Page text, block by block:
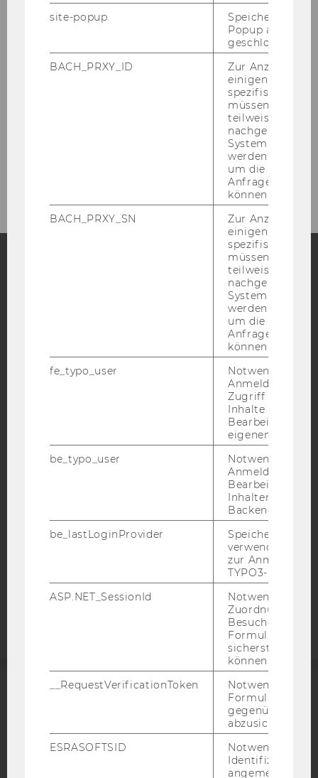
Blog
Bluesky
BARRIEREFREIHEITSERKLÄRUNG WEBSEITE
DATENSCHUTZERKLÄRUNG
DATENSCHUTZERKLÄRUNG SOCIAL MEDIA
DATENSCHUTZERKLÄRUNG
COOKIE EINSTELLUNGEN
Barrierefreiheitserklärung
Webseite
EQUIS AACSB
site-popup
Speichert ob ein
Popup
geschlossen
BACH_PRXY_ID
Zur Anzeige von
einigen WU-
spezifischen
müssen
teilweise von
nachgelagerten
System
werden.
um die Antwort
Anfrage
können.
BACH_PRXY_SN
Zur Anzeige von
einigen WU-
spezifischen
müssen
teilweise von
nachgelagerten
System
werden.
um die Antwort
Anfrage
können.
fe_typo_user
Notwendig für
Anmeldung und
Zugriff auf
Inhalte oder zur
Bearbeitung des
eigenen Profils.
be_typo_user
Notwendig für
Anmeldung und
Bearbeitung von
Inhalten im
Backend.
be_lastLoginProvider
Speichert die
verwendete
zur Anmeldung
TYPO3-Backend.
ASP.NET_SessionId
Notwendig, um
Zuordnung von
Besucher zu
sicherstellen zu
können.
__RequestVerificationToken
Notwendig, um
gegenüber
abzusichern.
ESRASOFTSID
Notwendig zur
Identifizierung
angemeldeten